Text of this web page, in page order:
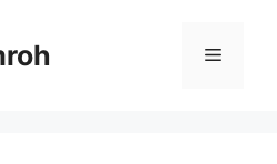
Menu